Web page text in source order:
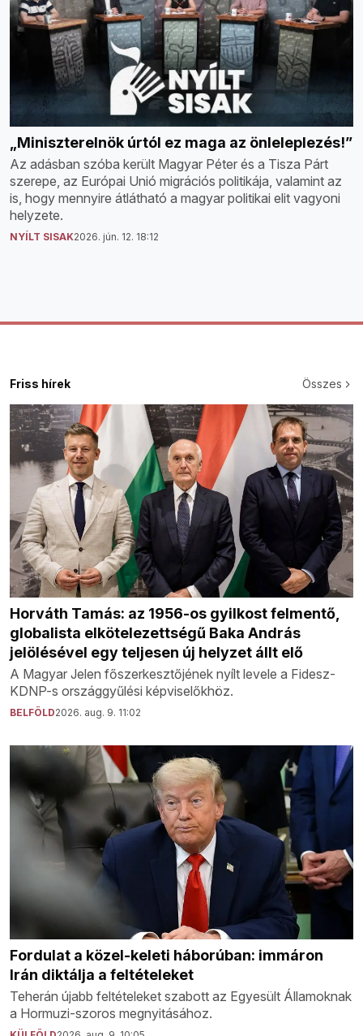
„Miniszterelnök úrtól ez maga az önleleplezés!”
Az adásban szóba került Magyar Péter és a Tisza Párt
szerepe, az Európai Unió migrációs politikája, valamint az
is, hogy mennyire átlátható a magyar politikai elit vagyoni
helyzete.
NYÍLT SISAK2026. jún. 12. 18:12
Friss hírek Összes
Horváth Tamás: az 1956-os gyilkost felmentő,
globalista elkötelezettségű Baka András
jelölésével egy teljesen új helyzet állt elő
A Magyar Jelen főszerkesztőjének nyílt levele a Fidesz-
KDNP-s országgyűlési képviselőkhöz.
BELFÖLD2026. aug. 9. 11:02
Fordulat a közel-keleti háborúban: immáron
Irán diktálja a feltételeket
Teherán újabb feltételeket szabott az Egyesült Államoknak
a Hormuzi-szoros megnyitásához.